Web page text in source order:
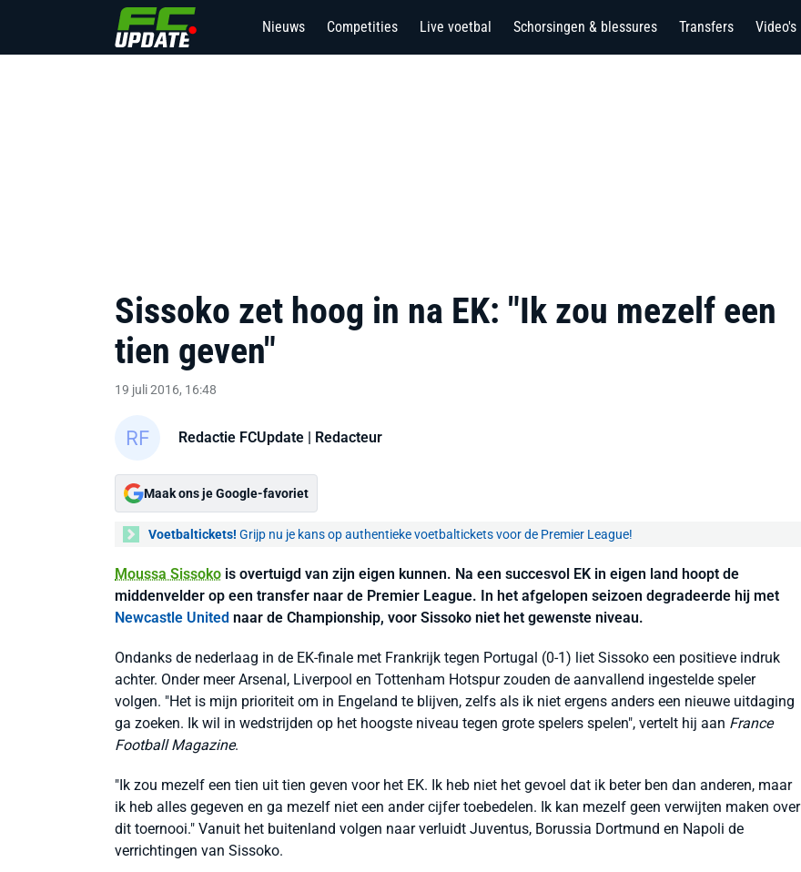
Nieuws Competities Live voetbal Schorsingen & blessures Transfers Video's
Sissoko zet hoog in na EK: "Ik zou mezelf een
tien geven"
19 juli 2016, 16:48
Redactie FCUpdate | Redacteur
Maak ons je Google-favoriet
Voetbaltickets! Grijp nu je kans op authentieke voetbaltickets voor de Premier League!
Moussa Sissoko is overtuigd van zijn eigen kunnen. Na een succesvol EK in eigen land hoopt de
middenvelder op een transfer naar de Premier League. In het afgelopen seizoen degradeerde hij met
Newcastle United naar de Championship, voor Sissoko niet het gewenste niveau.
Ondanks de nederlaag in de EK-finale met Frankrijk tegen Portugal (0-1) liet Sissoko een positieve indruk
achter. Onder meer Arsenal, Liverpool en Tottenham Hotspur zouden de aanvallend ingestelde speler
volgen. "Het is mijn prioriteit om in Engeland te blijven, zelfs als ik niet ergens anders een nieuwe uitdaging
ga zoeken. Ik wil in wedstrijden op het hoogste niveau tegen grote spelers spelen", vertelt hij aan France
Football Magazine.
"Ik zou mezelf een tien uit tien geven voor het EK. Ik heb niet het gevoel dat ik beter ben dan anderen, maar
ik heb alles gegeven en ga mezelf niet een ander cijfer toebedelen. Ik kan mezelf geen verwijten maken over
dit toernooi." Vanuit het buitenland volgen naar verluidt Juventus, Borussia Dortmund en Napoli de
verrichtingen van Sissoko.